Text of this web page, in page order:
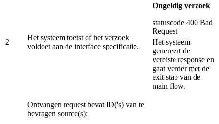
2
Het systeem toetst of het verzoek
voldoet aan de interface specificatie.
Ongeldig verzoek
statuscode 400 Bad
Request
Het systeem
genereert de
vereiste response en
gaat verder met de
exit stap van de
main flow.
Ontvangen request bevat ID('s) van te
bevragen source(s):